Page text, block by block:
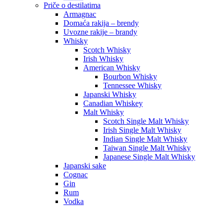
Priče o destilatima
Armagnac
Domaća rakija – brendy
Uvozne rakije – brandy
Whisky
Scotch Whisky
Irish Whisky
American Whisky
Bourbon Whisky
Tennessee Whisky
Japanski Whisky
Canadian Whiskey
Malt Whisky
Scotch Single Malt Whisky
Irish Single Malt Whisky
Indian Single Malt Whisky
Taiwan Single Malt Whisky
Japanese Single Malt Whisky
Japanski sake
Cognac
Gin
Rum
Vodka